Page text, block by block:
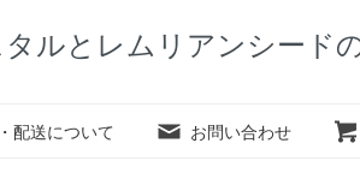
ルとレムリアンシード
配送について お問い合わせ